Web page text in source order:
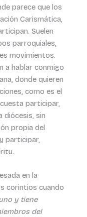
parece que los
Carismática,
Suelen
parroquiales,
movimientos.
a hablar conmigo
donde quieren
como es el
participar,
diócesis, sin
propia del
participar,
en la
corintios cuando
y tiene
del